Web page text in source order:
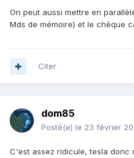
On peut aussi mettre en
Mds de mémoire) et le chèque
Citer
dom85
Posté(e) le 23 février
C'est assez ridicule, tesla donc